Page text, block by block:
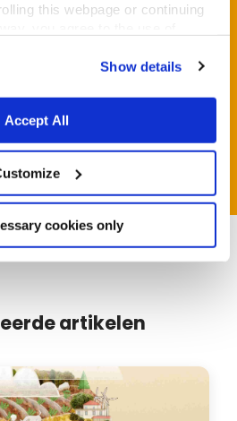
this webpage or continuing
Show details
Accept All
cookies only
dei miei dati e dichiaro di aver
*
artikelen